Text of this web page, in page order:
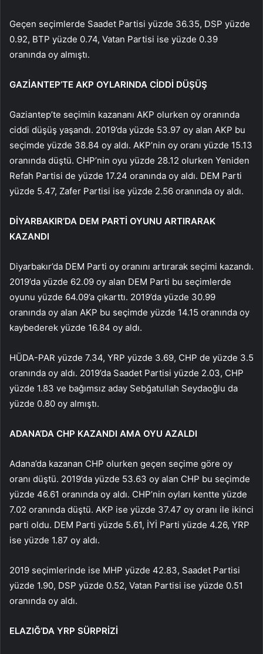
Geçen seçimlerde Saadet Partisi yüzde 36.35, DSP yüzde
0.92, BTP yüzde 0.74, Vatan Partisi ise yüzde 0.39
oranında oy almıştı.
GAZİANTEP’TE AKP OYLARINDA CİDDİ DÜŞÜŞ
Gaziantep’te seçimin kazananı AKP olurken oy oranında
ciddi düşüş yaşandı. 2019’da yüzde 53.97 oy alan AKP bu
seçimde yüzde 38.84 oy aldı. AKP’nin oy oranı yüzde 15.13
oranında düştü. CHP’nin oyu yüzde 28.12 olurken Yeniden
Refah Partisi de yüzde 17.24 oranında oy aldı. DEM Parti
yüzde 5.47, Zafer Partisi ise yüzde 2.56 oranında oy aldı.
DİYARBAKIR’DA DEM PARTİ OYUNU ARTIRARAK
KAZANDI
Diyarbakır’da DEM Parti oy oranını artırarak seçimi kazandı.
2019’da yüzde 62.09 oy alan DEM Parti bu seçimlerde
oyunu yüzde 64.09’a çıkarttı. 2019’da yüzde 30.99
oranında oy alan AKP bu seçimde yüzde 14.15 oranında oy
kaybederek yüzde 16.84 oy aldı.
HÜDA-PAR yüzde 7.34, YRP yüzde 3.69, CHP de yüzde 3.5
oranında oy aldı. 2019’da Saadet Partisi yüzde 2.03, CHP
yüzde 1.83 ve bağımsız aday Sebğatullah Seydaoğlu da
yüzde 0.80 oy almıştı.
ADANA’DA CHP KAZANDI AMA OYU AZALDI
Adana’da kazanan CHP olurken geçen seçime göre oy
oranı düştü. 2019’da yüzde 53.63 oy alan CHP bu seçimde
yüzde 46.61 oranında oy aldı. CHP’nin oyları kentte yüzde
7.02 oranında düştü. AKP ise yüzde 37.47 oy oranı ile ikinci
parti oldu. DEM Parti yüzde 5.61, İYİ Parti yüzde 4.26, YRP
ise yüzde 1.87 oy aldı.
2019 seçimlerinde ise MHP yüzde 42.83, Saadet Partisi
yüzde 1.90, DSP yüzde 0.52, Vatan Partisi ise yüzde 0.51
oranında oy aldı.
ELAZIĞ’DA YRP SÜRPRİZİ